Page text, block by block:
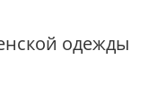
одежды